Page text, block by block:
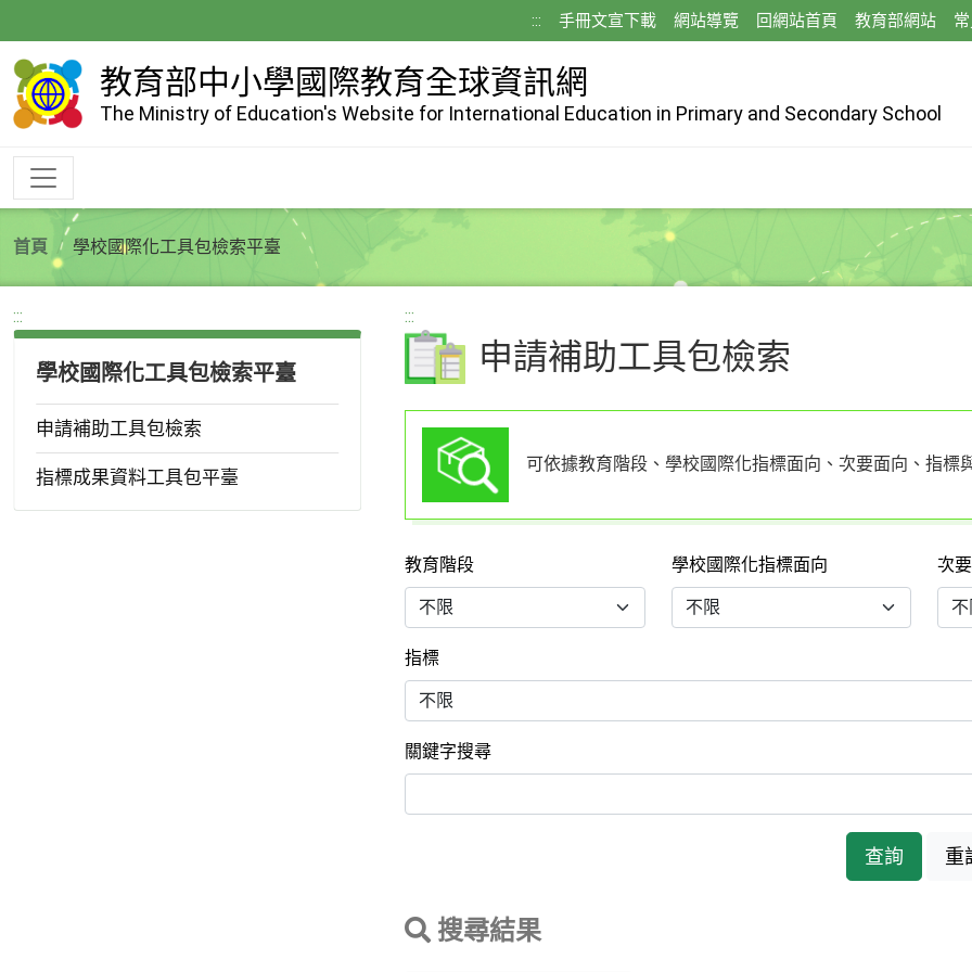
到
主
內
::: 手冊文宣下載 網站導覽 回網站首頁 教育部網站
教育部中小學國際教育全球資訊網
The Ministry of Education's Website for International Education in Primary and Secondary School
首頁 學校國際化工具包檢索平臺
:::
學校國際化工具包檢索平臺
申請補助工具包檢索
指標成果資料工具包平臺
:::
申請補助工具包檢索
可依據教育階段、學校國際化指標面向、次要面向、指標
教育階段 學校國際化指標面向 次
指標
關鍵字搜尋
查詢 重
搜尋結果